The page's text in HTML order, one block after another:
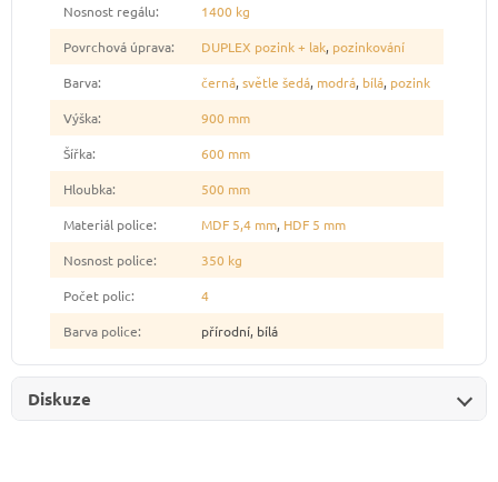
Nosnost regálu:
1400 kg
Povrchová úprava: DUPLEX pozink + lak, pozinkování
Barva: černá, světle šedá, modrá, bílá, pozink
Výška:
900 mm
Šířka:
600 mm
Hloubka:
500 mm
Materiál police: MDF 5,4 mm, HDF 5 mm
Nosnost police:
350 kg
Počet polic:
4
Barva police: přírodní, bílá
Diskuze